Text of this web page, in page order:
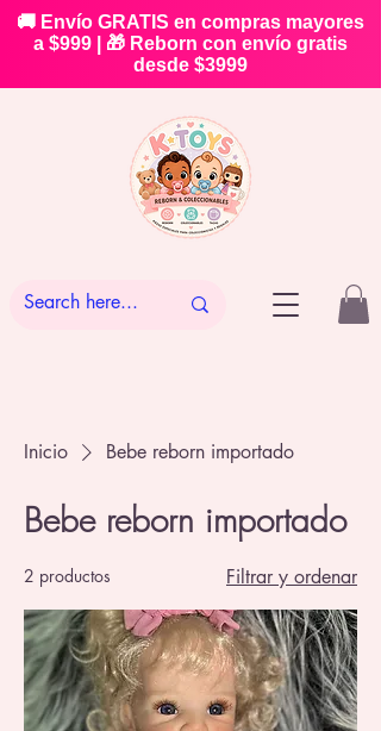
🚚 Envío GRATIS en compras mayores
a $999 | 🎁 Reborn con envío gratis
desde $3999
Inicio Bebe reborn importado
Bebe reborn importado
2 productos Filtrar y ordenar